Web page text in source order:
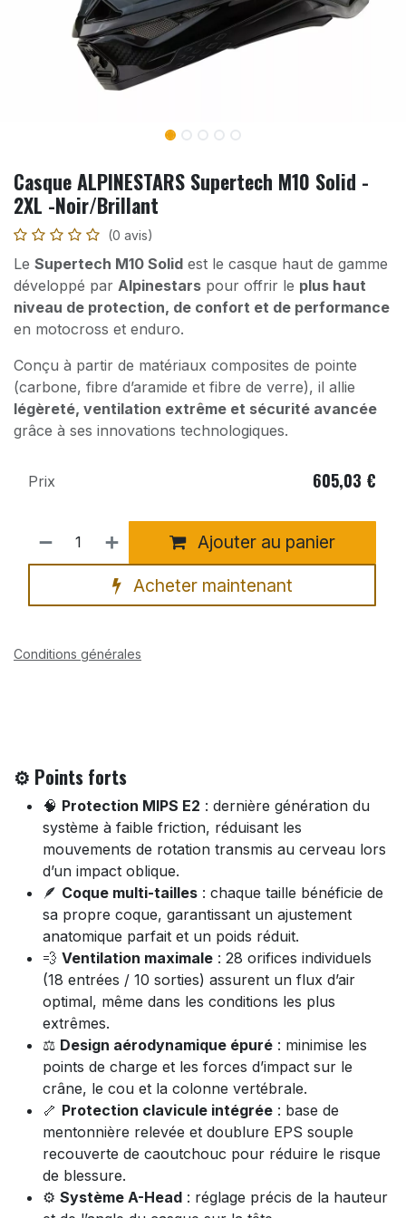
Casque ALPINESTARS Supertech M10 Solid -
2XL -Noir/Brillant
(0 avis)
Le Supertech M10 Solid est le casque haut de gamme
développé par Alpinestars pour offrir le plus haut
niveau de protection, de confort et de performance
en motocross et enduro.
Conçu à partir de matériaux composites de pointe
(carbone, fibre d’aramide et fibre de verre), il allie
légèreté, ventilation extrême et sécurité avancée
grâce à ses innovations technologiques.
Ajouter au panier
Acheter maintenant
Prix 605,03 €
Conditions générales
⚙️ Points forts
🧠 Protection MIPS E2 : dernière génération du
système à faible friction, réduisant les
mouvements de rotation transmis au cerveau lors
d’un impact oblique.
🪶 Coque multi-tailles : chaque taille bénéficie de
sa propre coque, garantissant un ajustement
anatomique parfait et un poids réduit.
💨 Ventilation maximale : 28 orifices individuels
(18 entrées / 10 sorties) assurent un flux d’air
optimal, même dans les conditions les plus
extrêmes.
⚖️ Design aérodynamique épuré : minimise les
points de charge et les forces d’impact sur le
crâne, le cou et la colonne vertébrale.
🦴 Protection clavicule intégrée : base de
mentonnière relevée et doublure EPS souple
recouverte de caoutchouc pour réduire le risque
de blessure.
⚙️ Système A-Head : réglage précis de la hauteur